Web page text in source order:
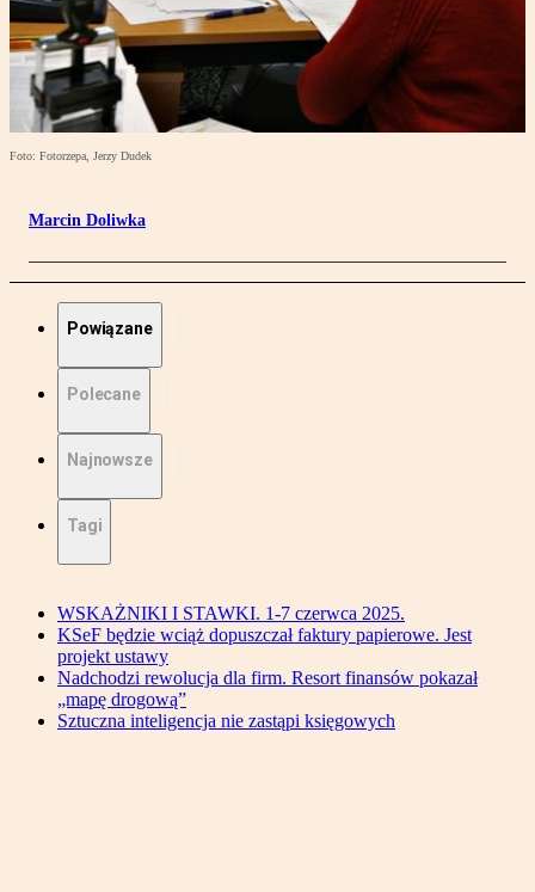
Foto: Fotorzepa, Jerzy Dudek
Marcin Doliwka
Powiązane
Polecane
Najnowsze
Tagi
WSKAŻNIKI I STAWKI. 1-7 czerwca 2025.
KSeF będzie wciąż dopuszczał faktury papierowe. Jest
projekt ustawy
Nadchodzi rewolucja dla firm. Resort finansów pokazał
„mapę drogową”
Sztuczna inteligencja nie zastąpi księgowych